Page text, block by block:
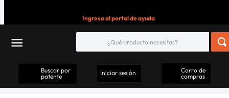
Ingresa al portal de ayuda
Buscar por
patente
Iniciar sesión
Carro de
compras